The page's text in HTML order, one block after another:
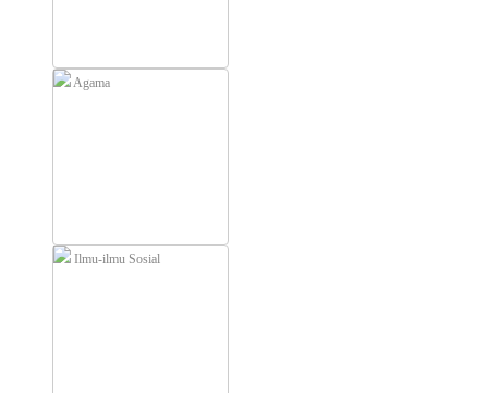
Agama
Ilmu-ilmu Sosial